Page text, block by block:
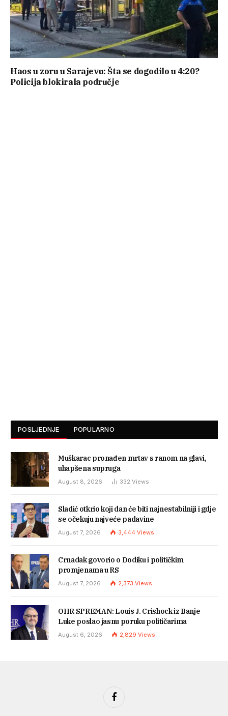
Haos u zoru u Sarajevu: Šta se dogodilo u 4:20?
Policija blokirala područje
POSLJEDNJE POPULARNO
Muškarac pronađen mrtav s ranom na glavi,
uhapšena supruga
August 8, 2026 332 Views
Sladić otkrio koji dan će biti najnestabilniji i gdje
se očekuju najveće padavine
August 7, 2026 3,444 Views
Crnadak govorio o Dodiku i političkim
promjenama u RS
August 7, 2026 2,373 Views
OHR SPREMAN: Louis J. Crishock iz Banje
Luke poslao jasnu poruku političarima
August 6, 2026 2,829 Views
Facebook